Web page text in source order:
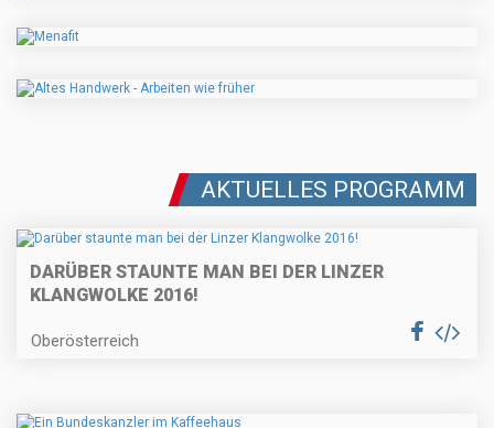
AKTUELLES PROGRAMM
DARÜBER STAUNTE MAN BEI DER LINZER
KLANGWOLKE 2016!
Oberösterreich